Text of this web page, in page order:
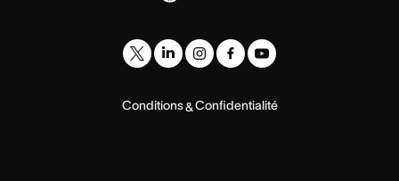
Conditions&Confidentialité